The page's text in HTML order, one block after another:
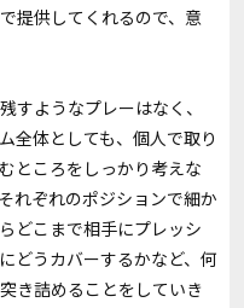
提供してくれるので、意
すようなプレーはなく、
全体としても、個人で取り
ところをしっかり考えな
れぞれのポジションで細か
どこまで相手にプレッシ
どうカバーするかなど、何
き詰めることをしていき